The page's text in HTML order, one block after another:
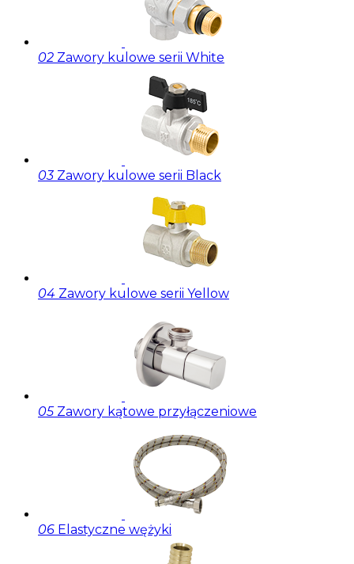
02 Zawory kulowe serii White
03 Zawory kulowe serii Black
04 Zawory kulowe serii Yellow
05 Zawory kątowe przyłączeniowe
06 Elastyczne wężyki